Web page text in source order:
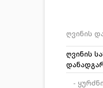
ღვინის
ღვინის
-